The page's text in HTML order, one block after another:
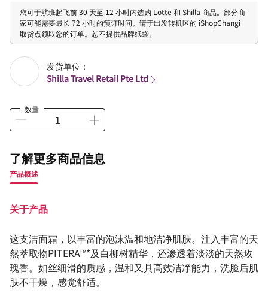
您可于航班起飞前 30 天至 12 小时内选购 Lotte 和 Shilla 商品。部分商
家可能需要最长 72 小时的预订时间。请于出发转机区的 iShopChangi
取货点领取您的订单。恕不提供品牌纸袋。
发货单位：
Shilla Travel Retail Pte Ltd
数量
了解更多商品信息
产品概述
关于产品
这支洁面霜，以丰富的泡沫温和地洁净肌肤。注入丰富的天
然萃取物PITERA™*及白柳树精华，还渗透着淡淡的天然玫
瑰香。如丝细滑的质感，温和又具高效洁净能力，洗脸后肌
肤不干燥，感觉舒适。